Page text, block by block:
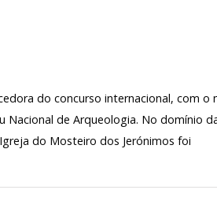
do concurso internacional, com
Nacional de Arqueologia. No domínio
do Mosteiro dos Jerónimos foi